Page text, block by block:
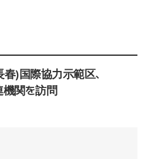
)国際協力示範区、
関を訪問